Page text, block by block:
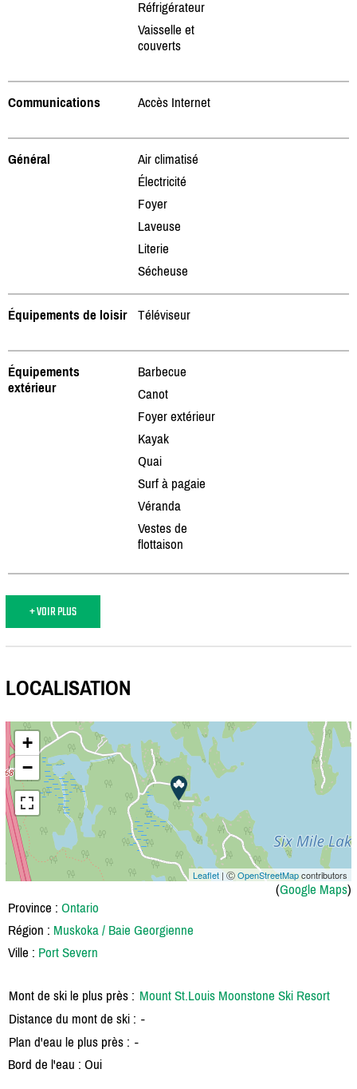
Réfrigérateur
Vaisselle et
couverts
Communications Accès Internet
Général
Air climatisé
Électricité
Foyer
Laveuse
Literie
Sécheuse
Équipements de loisir Téléviseur
Équipements
extérieur
Barbecue
Canot
Foyer extérieur
Kayak
Quai
Surf à pagaie
Véranda
Vestes de
flottaison
+ VOIR PLUS
LOCALISATION
+
−
Leaflet | ⒸOpenStreetMapcontributors
(Google Maps)
Province : Ontario
Région : Muskoka / Baie Georgienne
Ville : Port Severn
Mont de ski le plus près : Mount St.Louis Moonstone Ski Resort
Distance du mont de ski : -
Plan d'eau le plus près : -
Bord de l'eau : Oui